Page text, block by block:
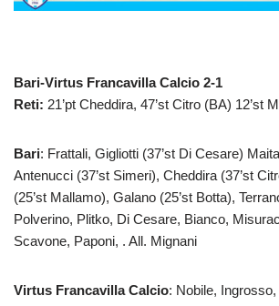
Bari-Virtus Francavilla Calcio 2-1
Reti: 21’pt Cheddira, 47’st Citro (BA) 12’st
Bari: Frattali, Gigliotti (37’st Di Cesare)
Antenucci (37’st Simeri), Cheddira (37’st
(25’st Mallamo), Galano (25’st Botta),
Polverino, Plitko, Di Cesare, Bianco,
Scavone, Paponi, . All. Mignani
Virtus Francavilla Calcio: Nobile, Ingrosso,